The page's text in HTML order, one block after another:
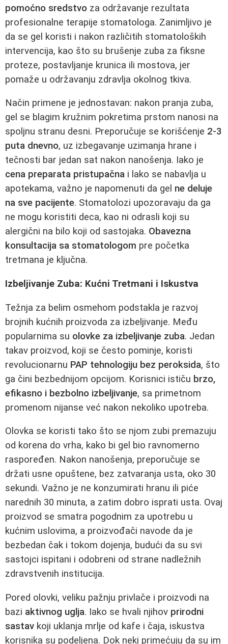
pomoćno sredstvo za održavanje rezultata
profesionalne terapije stomatologa. Zanimljivo je
da se gel koristi i nakon različitih stomatoloških
intervencija, kao što su brušenje zuba za fiksne
proteze, postavljanje krunica ili mostova, jer
pomaže u održavanju zdravlja okolnog tkiva.
Način primene je jednostavan: nakon pranja zuba,
gel se blagim kružnim pokretima prstom nanosi na
spoljnu stranu desni. Preporučuje se korišćenje 2-3
puta dnevno, uz izbegavanje uzimanja hrane i
tečnosti bar jedan sat nakon nanošenja. Iako je
cena preparata pristupačna i lako se nabavlja u
apotekama, važno je napomenuti da gel ne deluje
na sve pacijente. Stomatolozi upozoravaju da ga
ne mogu koristiti deca, kao ni odrasli koji su
alergični na bilo koji od sastojaka. Obavezna
konsultacija sa stomatologom pre početka
tretmana je ključna.
Izbeljivanje Zuba: Kućni Tretmani i Iskustva
Težnja za belim osmehom podstakla je razvoj
brojnih kućnih proizvoda za izbeljivanje. Među
popularnima su olovke za izbeljivanje zuba. Jedan
takav proizvod, koji se često pominje, koristi
revolucionarnu PAP tehnologiju bez peroksida, što
ga čini bezbednijom opcijom. Korisnici ističu brzo,
efikasno i bezbolno izbeljivanje, sa primetnom
promenom nijanse već nakon nekoliko upotreba.
Olovka se koristi tako što se njom zubi premazuju
od korena do vrha, kako bi gel bio ravnomerno
raspoređen. Nakon nanošenja, preporučuje se
držati usne opuštene, bez zatvaranja usta, oko 30
sekundi. Važno je ne konzumirati hranu ili piće
narednih 30 minuta, a zatim dobro isprati usta. Ovaj
proizvod se smatra pogodnim za upotrebu u
kućnim uslovima, a proizvođači navode da je
bezbedan čak i tokom dojenja, budući da su svi
sastojci ispitani i odobreni od strane nadležnih
zdravstvenih institucija.
Pored olovki, veliku pažnju privlače i proizvodi na
bazi aktivnog uglja. Iako se hvali njihov prirodni
sastav koji uklanja mrlje od kafe i čaja, iskustva
korisnika su podeljena. Dok neki primećuju da su im